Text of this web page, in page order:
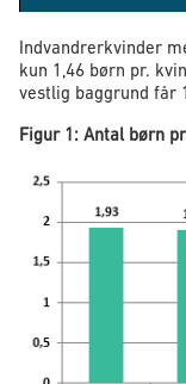
Indvandrerkvinder
kun 1,46 børn pr.
vestlig baggrund får
Figur 1: Antal børn